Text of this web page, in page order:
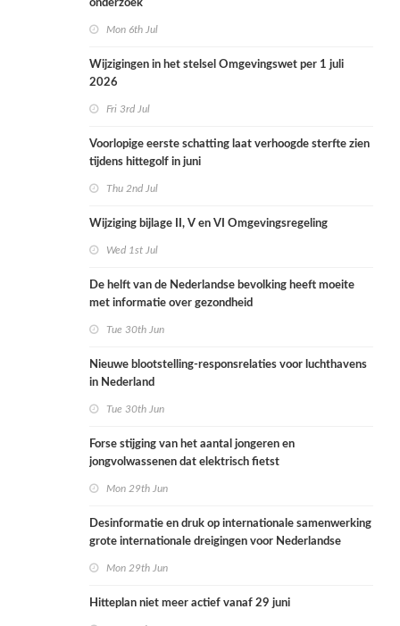
onderzoek
Mon 6th Jul
Wijzigingen in het stelsel Omgevingswet per 1 juli
2026
Fri 3rd Jul
Voorlopige eerste schatting laat verhoogde sterfte zien
tijdens hittegolf in juni
Thu 2nd Jul
Wijziging bijlage II, V en VI Omgevingsregeling
Wed 1st Jul
De helft van de Nederlandse bevolking heeft moeite
met informatie over gezondheid
Tue 30th Jun
Nieuwe blootstelling-responsrelaties voor luchthavens
in Nederland
Tue 30th Jun
Forse stijging van het aantal jongeren en
jongvolwassenen dat elektrisch fietst
Mon 29th Jun
Desinformatie en druk op internationale samenwerking
grote internationale dreigingen voor Nederlandse
Mon 29th Jun
Hitteplan niet meer actief vanaf 29 juni